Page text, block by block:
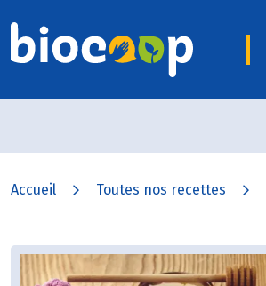
Accueil Toutes nos recettes